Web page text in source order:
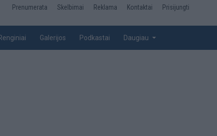
Desktop
top
Prenumerata Skelbimai Reklama Kontaktai Prisijungti
Galerijos Podkastai Daugiau